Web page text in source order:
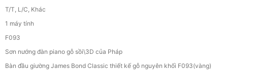
T/T, L/C, Khác
1 máy tính
F093
Sơn nướng đàn piano gỗ sồi\3D của Pháp
Bàn đầu giường James Bond Classic thiết kế gỗ nguyên khối F093(vàng)